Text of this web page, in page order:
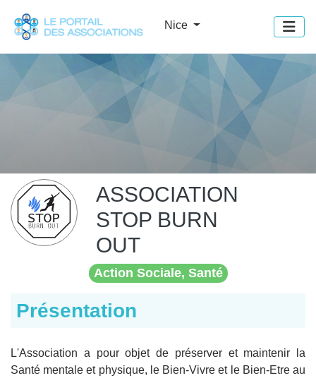
Nice
ASSOCIATION
STOP BURN
OUT
Action Sociale, Santé
Présentation
L'Association a pour objet de préserver et maintenir la
Santé mentale et physique, le Bien-Vivre et le Bien-Etre au